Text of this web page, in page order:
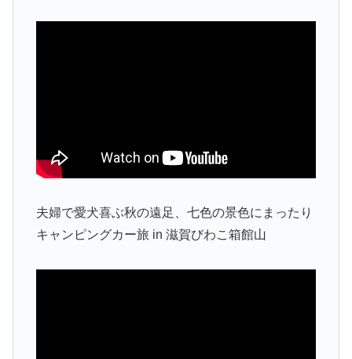
夫婦で愛犬喜ぶ秋の遠足、七色の景色にまったり
キャンピングカー旅 in 滋賀びわこ箱館山